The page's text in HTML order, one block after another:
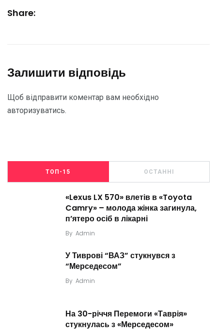
Share:
Залишити відповідь
Щоб відправити коментар вам необхідно
авторизуватись.
ТОП-15 ОСТАННІ
«Lexus LX 570» влетів в «Toyota
Camry» – молода жінка загинула,
п’ятеро осіб в лікарні
By Admin
У Тиврові “ВАЗ” стукнувся з
“Мерседесом”
By Admin
На 30-річчя Перемоги «Таврія»
стукнулась з «Мерседесом»